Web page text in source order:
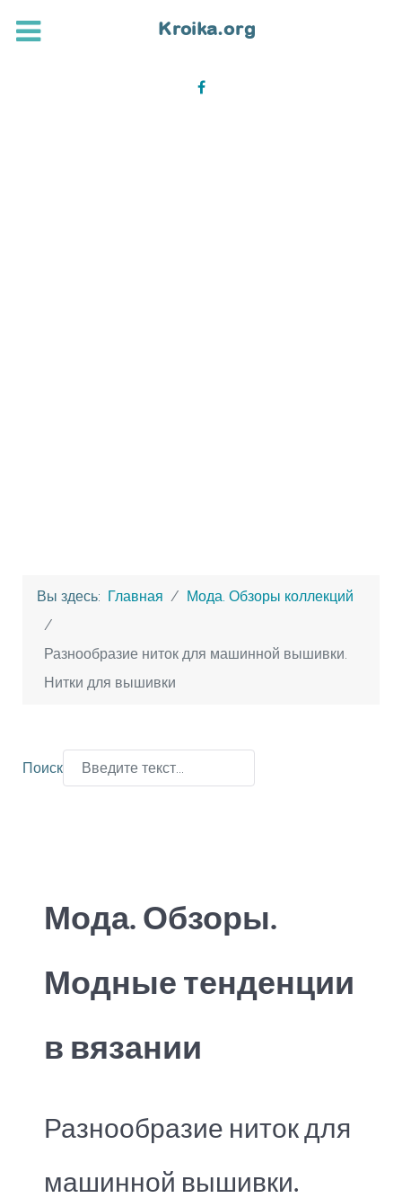
Вы здесь: Главная Мода. Обзоры коллекций
Разнообразие ниток для машинной вышивки.
Нитки для вышивки
Поиск
Мода. Обзоры.
Модные тенденции
в вязании
Разнообразие ниток для
машинной вышивки.